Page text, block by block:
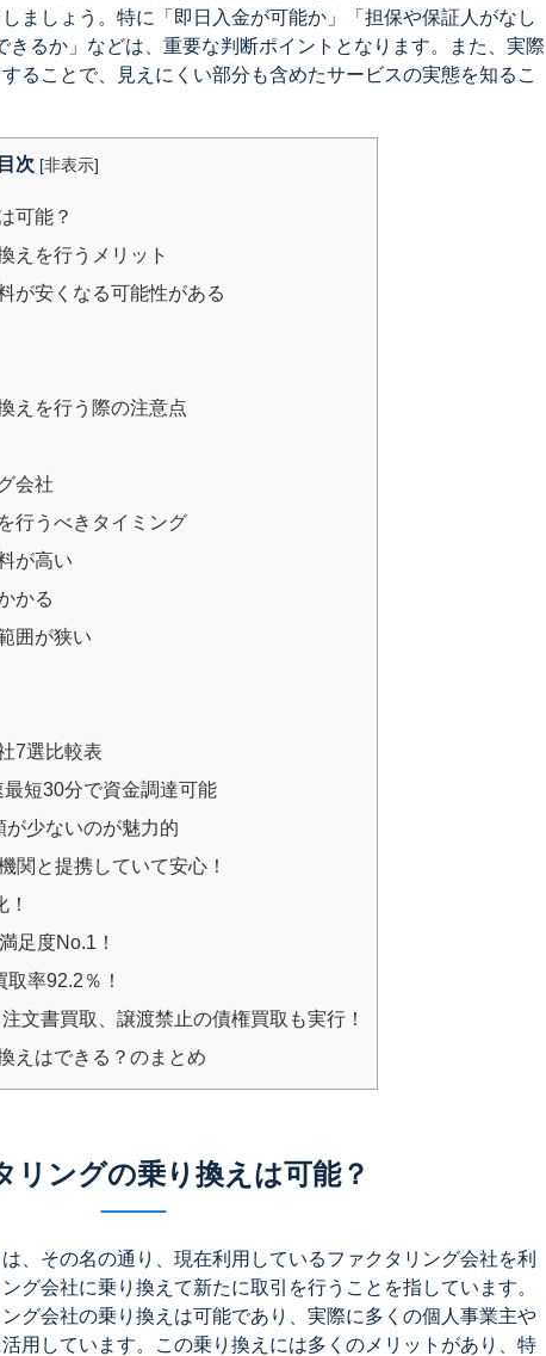
ましょう。特に「即日入金が可能か」「担保や保証人がなし
きるか」などは、重要な判断ポイントとなります。また、実際
ることで、見えにくい部分も含めたサービスの実態を知るこ
目次 [非表示]
可能？
えを行うメリット
が安くなる可能性がある
えを行う際の注意点
会社
行うべきタイミング
が高い
かる
囲が狭い
7選比較表
短30分で資金調達可能
が少ないのが魅力的
関と提携していて安心！
足度No.1！
率92.2％！
文書買取、譲渡禁止の債権買取も実行！
えはできる？のまとめ
リングの乗り換えは可能？
、その名の通り、現在利用しているファクタリング会社を利
グ会社に乗り換えて新たに取引を行うことを指しています。
グ会社の乗り換えは可能であり、実際に多くの個人事業主や
用しています。この乗り換えには多くのメリットがあり、特